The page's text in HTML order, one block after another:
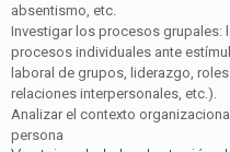
absentismo, etc.
Investigar los procesos grupales:
procesos individuales ante
laboral de grupos, liderazgo,
relaciones interpersonales, etc.).
Analizar el contexto
persona